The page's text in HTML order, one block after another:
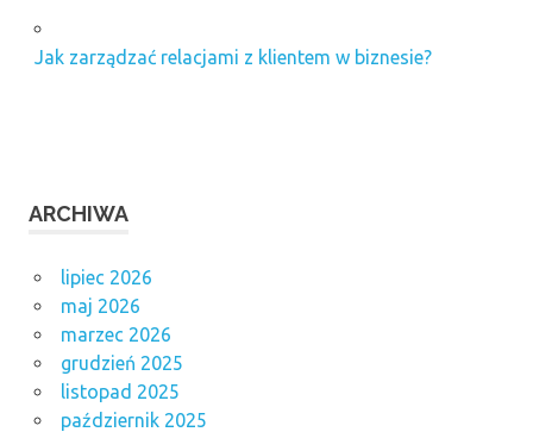
Jak zarządzać relacjami z klientem w biznesie?
ARCHIWA
lipiec 2026
maj 2026
marzec 2026
grudzień 2025
listopad 2025
październik 2025